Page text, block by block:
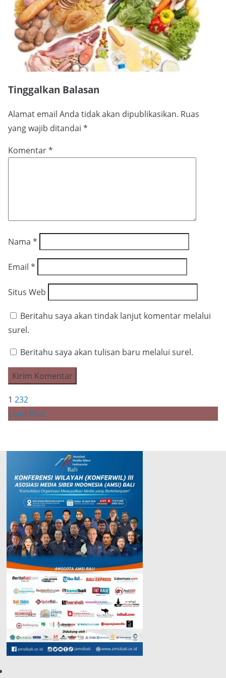
Tinggalkan Balasan
Alamat email Anda tidak akan dipublikasikan. Ruas
yang wajib ditandai *
Komentar*
Nama *
Email *
Situs Web
Beritahu saya akan tindak lanjut komentar melalui
surel.
Beritahu saya akan tulisan baru melalui surel.
1 232
Load Post